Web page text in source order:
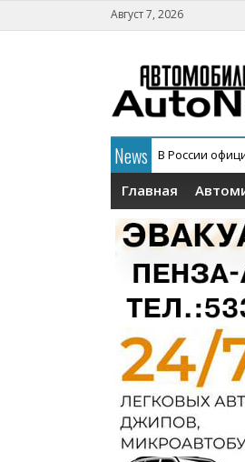
Август 7, 2026
News АГР
Главная